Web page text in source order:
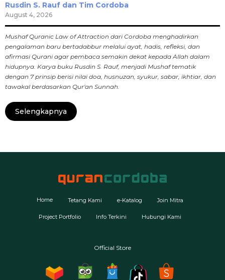
Rusdin S. Rauf dan Tim Cordoba
August 4, 2026
Mushaf Quranic Law of Attraction dari Cordoba menghadirkan
pengalaman baru bertadabbur melalui ayat, hadis, refleksi, dan
afirmasi Qurani agar pembaca semakin dekat kepada Allah dalam
hidupnya. Karya buku Rusdin S. Rauf, menjadi Mushaf tematik
dengan 7 prinsip berisi nilai doa, husnuzan, syukur, sabar, ikhtiar, dan
tawakal berdasarkan Qur'an Sunnah.
Selengkapnya
Home Tetang Kami e-Katalog Join Mitra
Project Portfolio Info Terkini Hubungi Kami
Official Store